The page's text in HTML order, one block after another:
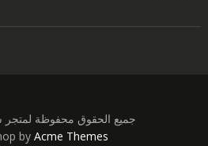
جميع الحقوق محفوظة لمتجر
by Acme Themes